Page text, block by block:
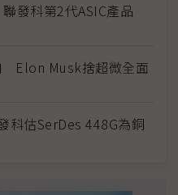
發科第2代ASIC產品
Elon Musk捨超微全面
估SerDes 448G為銅